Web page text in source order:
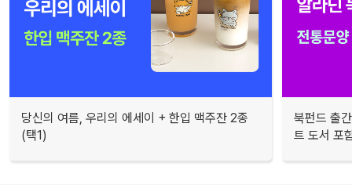
당신의 여름, 우리의 에세이 + 한입 맥주잔 2종
(택1)
북펀드 출
트 도서 포